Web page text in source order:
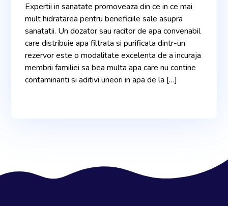
Expertii in sanatate promoveaza din ce in ce mai
mult hidratarea pentru beneficiile sale asupra
sanatatii. Un dozator sau racitor de apa convenabil
care distribuie apa filtrata si purificata dintr-un
rezervor este o modalitate excelenta de a incuraja
membrii familiei sa bea multa apa care nu contine
contaminanti si aditivi uneori in apa de la […]